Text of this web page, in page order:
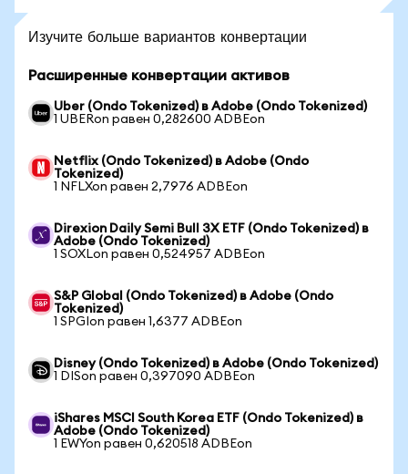
Изучите больше вариантов конвертации
Расширенные конвертации активов
Uber (Ondo Tokenized) в Adobe (Ondo Tokenized)
1 UBERon равен 0,282600 ADBEon
Netflix (Ondo Tokenized) в Adobe (Ondo
Tokenized)
1 NFLXon равен 2,7976 ADBEon
Direxion Daily Semi Bull 3X ETF (Ondo Tokenized) в
Adobe (Ondo Tokenized)
1 SOXLon равен 0,524957 ADBEon
S&P Global (Ondo Tokenized) в Adobe (Ondo
Tokenized)
1 SPGIon равен 1,6377 ADBEon
Disney (Ondo Tokenized) в Adobe (Ondo Tokenized)
1 DISon равен 0,397090 ADBEon
iShares MSCI South Korea ETF (Ondo Tokenized) в
Adobe (Ondo Tokenized)
1 EWYon равен 0,620518 ADBEon